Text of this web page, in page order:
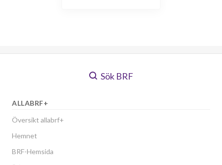
Sök BRF
ALLABRF+
Översikt allabrf+
Hemnet
BRF-Hemsida